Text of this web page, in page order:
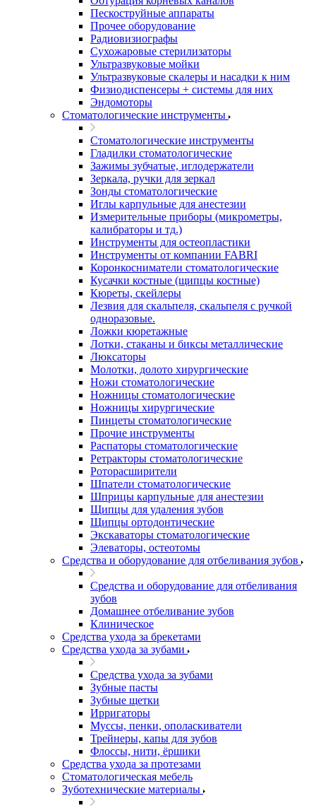
Пескоструйные аппараты
Прочее оборудование
Радиовизиографы
Сухожаровые стерилизаторы
Ультразвуковые мойки
Ультразвуковые скалеры и насадки к ним
Физиодиспенсеры + системы для них
Эндомоторы
Стоматологические инструменты
Стоматологические инструменты
Гладилки стоматологические
Зажимы зубчатые, иглодержатели
Зеркала, ручки для зеркал
Зонды стоматологические
Иглы карпульные для анестезии
Измерительные приборы (микрометры,
калибраторы и тд.)
Инструменты для остеопластики
Инструменты от компании FABRI
Коронкосниматели стоматологические
Кусачки костные (щипцы костные)
Кюреты, скейлеры
Лезвия для скальпеля, скальпеля с ручкой
одноразовые.
Ложки кюретажные
Лотки, стаканы и биксы металлические
Люксаторы
Молотки, долото хирургические
Ножи стоматологические
Ножницы стоматологические
Ножницы хирургические
Пинцеты стоматологические
Прочие инструменты
Распаторы стоматологические
Ретракторы стоматологические
Роторасширители
Шпатели стоматологические
Шприцы карпульные для анестезии
Щипцы для удаления зубов
Щипцы ортодонтические
Экскаваторы стоматологические
Элеваторы, остеотомы
Средства и оборудование для отбеливания зубов
Средства и оборудование для отбеливания
зубов
Домашнее отбеливание зубов
Клиническое
Средства ухода за брекетами
Средства ухода за зубами
Средства ухода за зубами
Зубные пасты
Зубные щетки
Ирригаторы
Муссы, пенки, ополаскиватели
Трейнеры, капы для зубов
Флоссы, нити, ёршики
Средства ухода за протезами
Стоматологическая мебель
Зуботехнические материалы